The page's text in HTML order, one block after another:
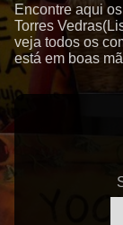
Encontre aqui
Torres
veja todos os
está em boas